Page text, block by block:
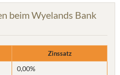
beim Wyelands Bank
Zinssatz
0,00%